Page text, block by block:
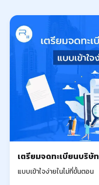
เตรียมจดทะเบียนบริษั
แบบเข้าใจง่ายในไม่กี่ขั้นตอน